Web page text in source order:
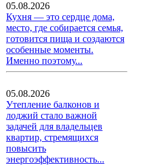
05.08.2026
Кухня — это сердце дома,
место, где собирается семья,
готовится пища и создаются
особенные моменты.
Именно поэтому...
05.08.2026
Утепление балконов и
лоджий стало важной
задачей для владельцев
квартир, стремящихся
повысить
энергоэффективность...